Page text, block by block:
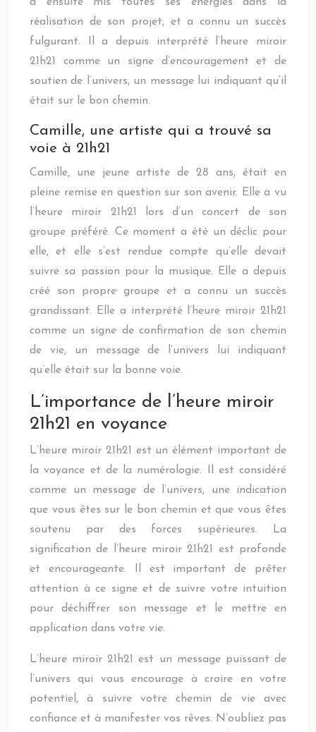
réalisation de son projet, et a connu un succès
fulgurant. Il a depuis interprété l’heure miroir
21h21 comme un signe d’encouragement et de
soutien de l’univers, un message lui indiquant qu’il
était sur le bon chemin.
Camille, une artiste qui a trouvé sa
voie à 21h21
Camille, une jeune artiste de 28 ans, était en
pleine remise en question sur son avenir. Elle a vu
l’heure miroir 21h21 lors d’un concert de son
groupe préféré. Ce moment a été un déclic pour
elle, et elle s’est rendue compte qu’elle devait
suivre sa passion pour la musique. Elle a depuis
créé son propre groupe et a connu un succès
grandissant. Elle a interprété l’heure miroir 21h21
comme un signe de confirmation de son chemin
de vie, un message de l’univers lui indiquant
qu’elle était sur la bonne voie.
L’importance de l’heure miroir
21h21 en voyance
L’heure miroir 21h21 est un élément important de
la voyance et de la numérologie. Il est considéré
comme un message de l’univers, une indication
que vous êtes sur le bon chemin et que vous êtes
soutenu par des forces supérieures. La
signification de l’heure miroir 21h21 est profonde
et encourageante. Il est important de prêter
attention à ce signe et de suivre votre intuition
pour déchiffrer son message et le mettre en
application dans votre vie.
L’heure miroir 21h21 est un message puissant de
l’univers qui vous encourage à croire en votre
potentiel, à suivre votre chemin de vie avec
confiance et à manifester vos rêves. N’oubliez pas